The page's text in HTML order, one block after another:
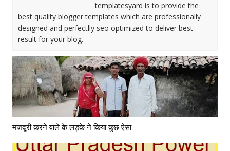
templatesyard is to provide the
best quality blogger templates which are professionally
designed and perfectlly seo optimized to deliver best
result for your blog.
मजदूरी करने वाले के लड़के ने किया कुछ ऐसा